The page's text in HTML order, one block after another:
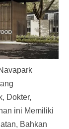
Dokter,
ini Memiliki
Bahkan